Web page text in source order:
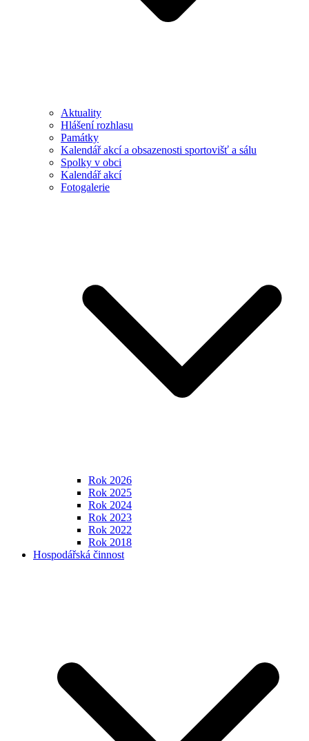
Aktuality
Hlášení rozhlasu
Památky
Kalendář akcí a obsazenosti sportovišť a sálu
Spolky v obci
Kalendář akcí
Fotogalerie
Rok 2026
Rok 2025
Rok 2024
Rok 2023
Rok 2022
Rok 2018
Hospodářská činnost